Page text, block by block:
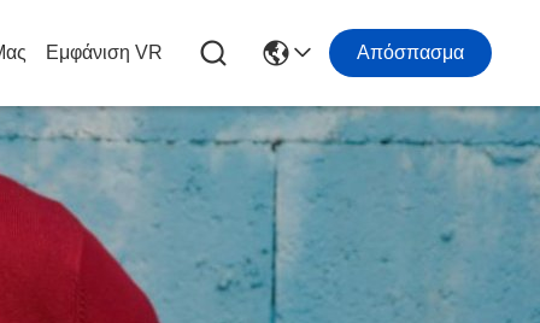
Εμφάνιση VR Απόσπασμα